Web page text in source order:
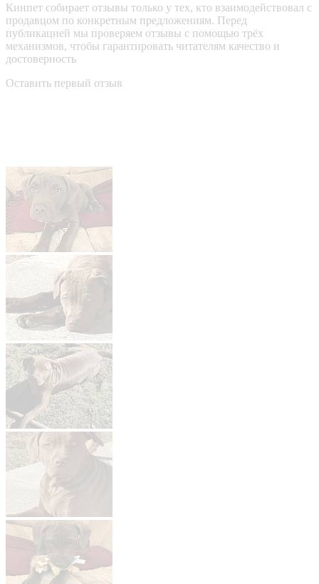
Кинпет собирает отзывы только у тех, кто взаимодействовал с
продавцом по конкретным предложениям. Перед
публикацией мы проверяем отзывы с помощью трёх
механизмов, чтобы гарантировать читателям качество и
достоверность
Оставить первый отзыв